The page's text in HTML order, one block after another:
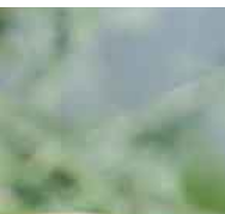
運動